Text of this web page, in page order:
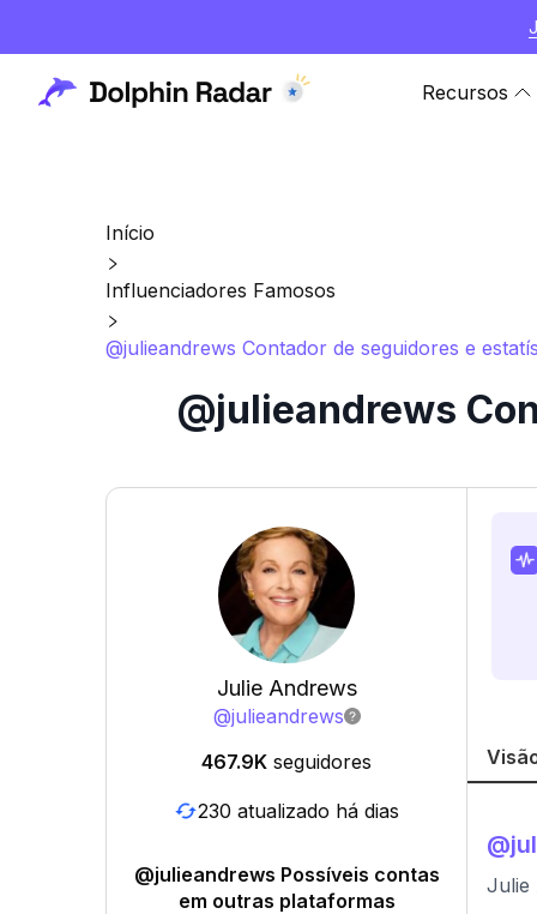
Recursos
Início
Influenciadores Famosos
@julieandrews Contador de seguidores e
@julieandrews
Julie Andrews
@julieandrews
467.9K seguidores
230 atualizado há dias
@julieandrews Possíveis contas
em outras plataformas
@
Julie